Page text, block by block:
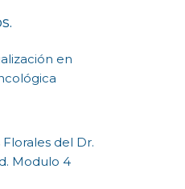
en
del Dr.
Modulo 4